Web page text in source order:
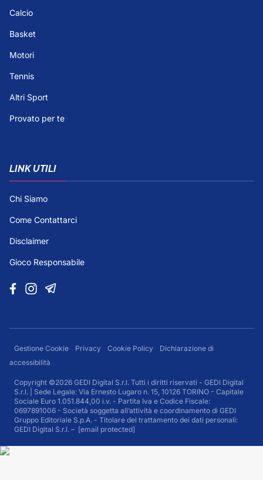
Calcio
Basket
Motori
Tennis
Altri Sport
Provato per te
LINK UTILI
Chi Siamo
Come Contattarci
Disclaimer
Gioco Responsabile
Gestione Cookie Privacy Cookie Policy
Dichiarazione di
accessibilità
Copyright ©2026 GEDI Digital S.r.l. Tutti i diritti riservati - GEDI Digital
S.r.l. | Sede Legale: Via Ernesto Lugaro n. 15, 10126 TORINO - Capitale
Sociale Euro 1.051.844,00 i.v. - Partita Iva e Codice Fiscale:
0697891006 - Società soggetta all’attività e coordinamento di GEDI
Gruppo Editoriale S.p.A. - Titolare del trattamento dei dati personali:
GEDI Digital S.r.l. – [email protected]